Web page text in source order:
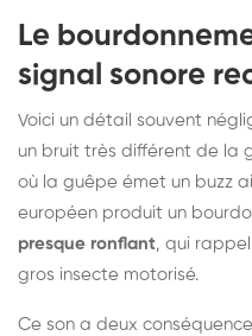
Le
signal sonore
Voici un détail souvent
un bruit très différent de la
où la guêpe émet un buzz
européen produit un
presque ronflant, qui
gros insecte motorisé.
Ce son a deux